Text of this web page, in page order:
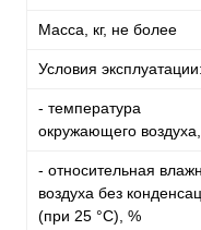
Масса, кг, не более
Условия эксплуатации:
- температура
окружающего
- относительная
воздуха без
(при 25 °C), %